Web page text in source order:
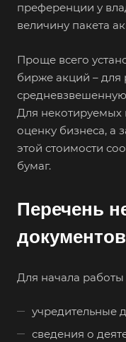
преференции у
величину пакета
Проще всего
бирже акций – для
Для некотируемых
оценку бизнеса, а
этой стоимости
бумаг.
Перечень
документов
Для начала
учредительные
сведения о
Анапа
Анжеро-Судженск
Апатиты
Апрелевка
Арамиль
Арзамас
Архангельск
Асино
Астрахань
Ачинск
Аша
Баймак